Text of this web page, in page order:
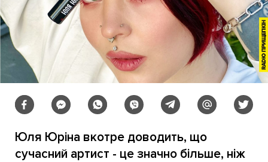
Юля Юріна вкотре доводить, що
сучасний артист - це значно більше, ніж